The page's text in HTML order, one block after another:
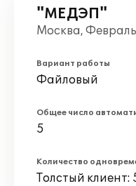
"МЕДЭП"
Москва, Февраль
Вариант работы
Файловый
Общее число
5
Количество
Толстый клиент: